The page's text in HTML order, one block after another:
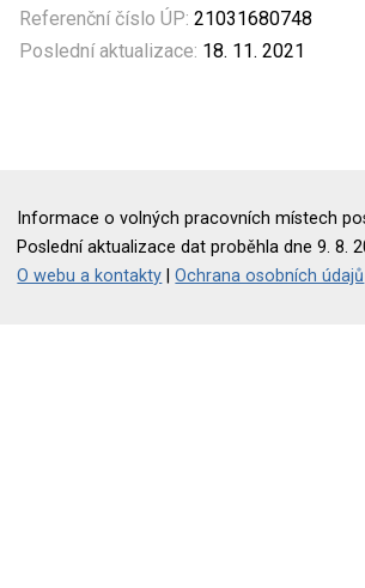
Referenční číslo ÚP: 21031680748
Poslední aktualizace: 18. 11. 2021
Informace o volných pracovních místech
Poslední aktualizace dat proběhla dne 9. 8.
O webu a kontakty |Ochrana osobních údajů